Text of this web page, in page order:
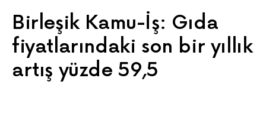
Birleşik Kamu-İş: Gıda
fiyatlarındaki son bir yıllık
artış yüzde 59,5